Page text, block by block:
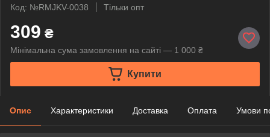
Код: №RMJKV-0038
Тільки опт
309 ₴
Мінімальна сума замовлення на сайті — 1 000 ₴
Купити
Опис Характеристики Доставка Оплата Умови